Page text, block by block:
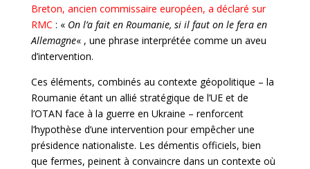
Breton, ancien commissaire européen, a déclaré sur
RMC : « On l’a fait en Roumanie, si il faut on le fera en
Allemagne« , une phrase interprétée comme un aveu
d’intervention.
Ces éléments, combinés au contexte géopolitique – la
Roumanie étant un allié stratégique de l’UE et de
l’OTAN face à la guerre en Ukraine – renforcent
l’hypothèse d’une intervention pour empêcher une
présidence nationaliste. Les démentis officiels, bien
que fermes, peinent à convaincre dans un contexte où